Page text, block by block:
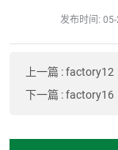
发布时间:
上一篇 :factory12
下一篇 :factory16